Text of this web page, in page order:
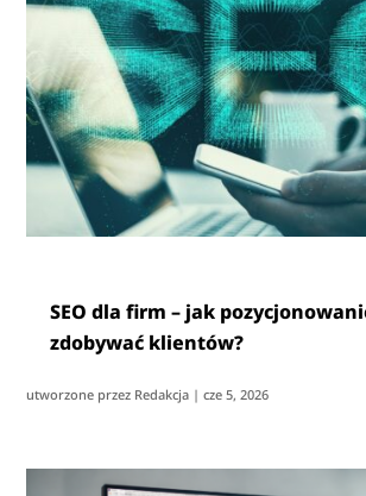
SEO dla firm – jak
zdobywać klientów?
utworzone przez Redakcja |cze 5, 2026